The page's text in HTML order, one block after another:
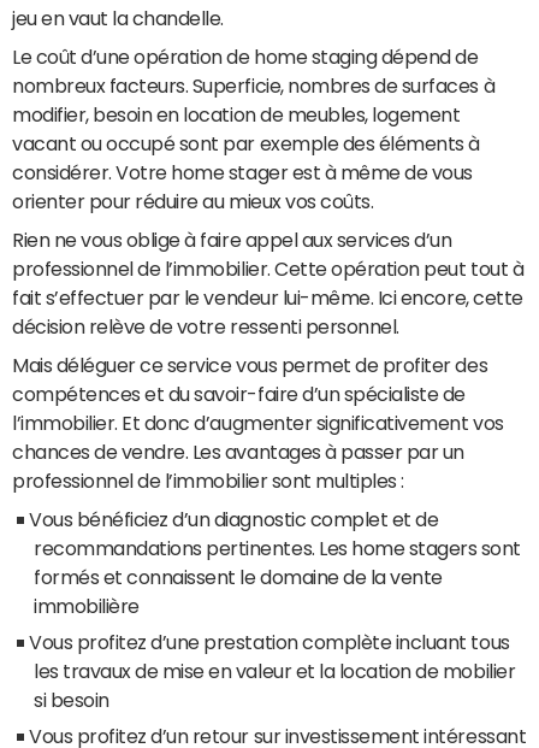
jeu en vaut la chandelle.
Le coût d’une opération de home staging dépend de
nombreux facteurs. Superficie, nombres de surfaces à
modifier, besoin en location de meubles, logement
vacant ou occupé sont par exemple des éléments à
considérer. Votre home stager est à même de vous
orienter pour réduire au mieux vos coûts.
Rien ne vous oblige à faire appel aux services d’un
professionnel de l’immobilier. Cette opération peut tout à
fait s’effectuer par le vendeur lui-même. Ici encore, cette
décision relève de votre ressenti personnel.
Mais déléguer ce service vous permet de profiter des
compétences et du savoir-faire d’un spécialiste de
l’immobilier. Et donc d’augmenter significativement vos
chances de vendre. Les avantages à passer par un
professionnel de l’immobilier sont multiples :
Vous bénéficiez d’un diagnostic complet et de
recommandations pertinentes. Les home stagers sont
formés et connaissent le domaine de la vente
immobilière
Vous profitez d’une prestation complète incluant tous
les travaux de mise en valeur et la location de mobilier
si besoin
Vous profitez d’un retour sur investissement intéressant